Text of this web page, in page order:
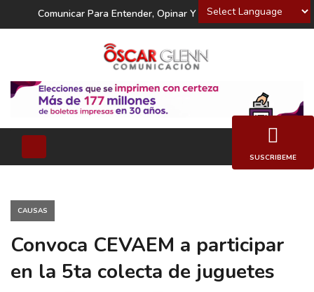
Powered by
Comunicar Para Entender, Opinar Y Decidir
CAUSAS
Convoca CEVAEM a participar
en la 5ta colecta de juguetes
SUSCRIBEME